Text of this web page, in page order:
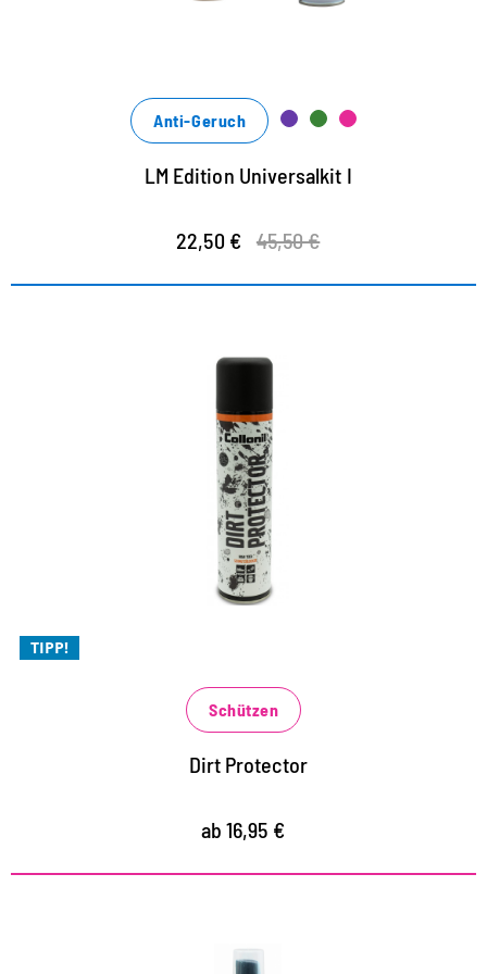
Anti-Geruch
LM Edition Universalkit I
22,50 € 45,50 €
TIPP!
HIGH TECH SCHMUTZBLOCKER
innovativer High-Tech-Schutz vor Staub und Schmutz
schützt vor Staub, Sand, Schmutz und Flecken
speziell für helle und weiße Schuhe wie Sandalen und
Schützen
Dirt Protector
ab 16,95 €